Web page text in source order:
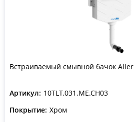
Встраиваемый смывной бачок Aller
Артикул: 10TLT.031.ME.CH03
Покрытие: Хром